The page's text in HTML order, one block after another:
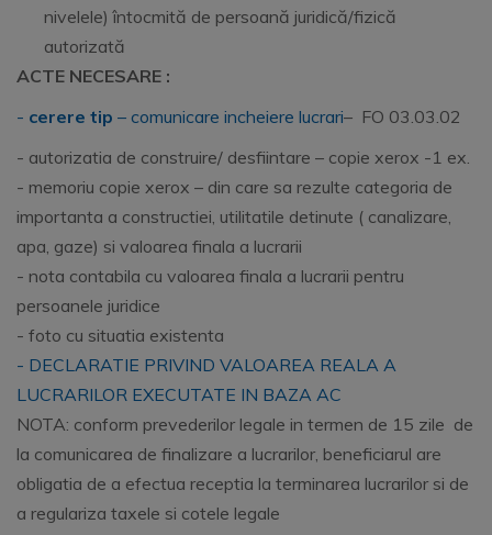
nivelele) întocmită de persoană juridică/fizică
autorizată
ACTE NECESARE :
- cerere tip – comunicare incheiere lucrari– FO 03.03.02
- autorizatia de construire/ desfiintare – copie xerox -1 ex.
- memoriu copie xerox – din care sa rezulte categoria de
importanta a constructiei, utilitatile detinute ( canalizare,
apa, gaze) si valoarea finala a lucrarii
- nota contabila cu valoarea finala a lucrarii pentru
persoanele juridice
- foto cu situatia existenta
- DECLARATIE PRIVIND VALOAREA REALA A
LUCRARILOR EXECUTATE IN BAZA AC
​NOTA: conform prevederilor legale in termen de 15 zile de
la comunicarea de finalizare a lucrarilor, beneficiarul are
obligatia de a efectua receptia la terminarea lucrarilor si de
a regulariza taxele si cotele legale